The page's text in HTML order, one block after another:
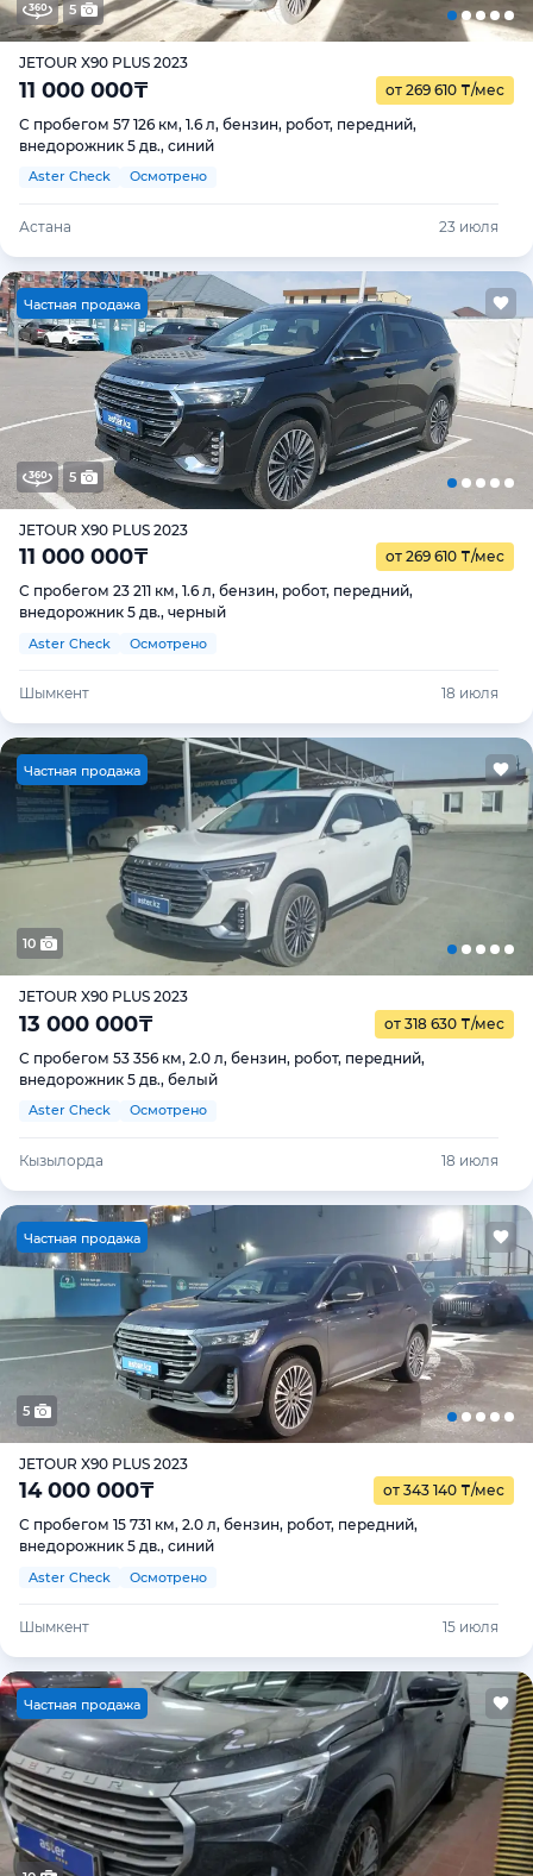
5
JETOUR X90 PLUS 2023
11 000 000₸ от 269 610 ₸/мес
С пробегом 57 126 км, 1.6 л, бензин, робот, передний,
внедорожник 5 дв., синий
Aster Check Осмотрено
Астана 23 июля
Частная продажа
5
JETOUR X90 PLUS 2023
11 000 000₸ от 269 610 ₸/мес
С пробегом 23 211 км, 1.6 л, бензин, робот, передний,
внедорожник 5 дв., черный
Aster Check Осмотрено
Шымкент 18 июля
Частная продажа
10
JETOUR X90 PLUS 2023
13 000 000₸ от 318 630 ₸/мес
С пробегом 53 356 км, 2.0 л, бензин, робот, передний,
внедорожник 5 дв., белый
Aster Check Осмотрено
Кызылорда 18 июля
Частная продажа
5
JETOUR X90 PLUS 2023
14 000 000₸ от 343 140 ₸/мес
С пробегом 15 731 км, 2.0 л, бензин, робот, передний,
внедорожник 5 дв., синий
Aster Check Осмотрено
Шымкент 15 июля
Частная продажа